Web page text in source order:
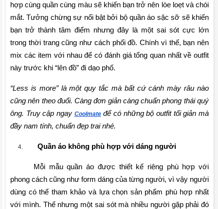
hợp cùng quần cùng màu sẽ khiến bạn trở nên lòe loẹt và chói
mắt. Tưởng chừng sự nổi bật bởi bộ quần áo sặc sỡ sẽ khiến
bạn trở thành tâm điểm nhưng đây là một sai sót cực lớn
trong thời trang cũng như cách phối đồ. Chính vì thế, bạn nên
mix các item với nhau để có đánh giá tổng quan nhất về outfit
này trước khi “lên đồ” đi dạo phố.
“Less is more” là một quy tắc mà bất cứ cánh mày râu nào
cũng nên theo đuổi. Càng đơn giản càng chuẩn phong thái quý
ông. Truy cập ngay Coolmate để có những bộ outfit tối giản mà
đầy nam tính, chuẩn đẹp trai nhé.
Quần áo không phù hợp với dáng người
Mỗi mẫu quần áo được thiết kế riêng phù hợp với
phong cách cũng như form dáng của từng người, vì vậy người
dùng có thể tham khảo và lựa chọn sản phẩm phù hợp nhất
với mình. Thế nhưng một sai sót mà nhiều người gặp phải đó